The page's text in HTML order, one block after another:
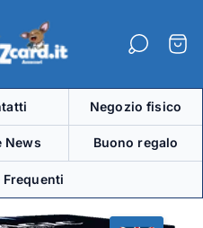
del
negozio"
Negozio fisico
News Buono regalo
Frequenti